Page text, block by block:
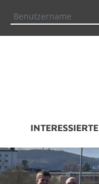
IN­TER­ES­SIER­TE